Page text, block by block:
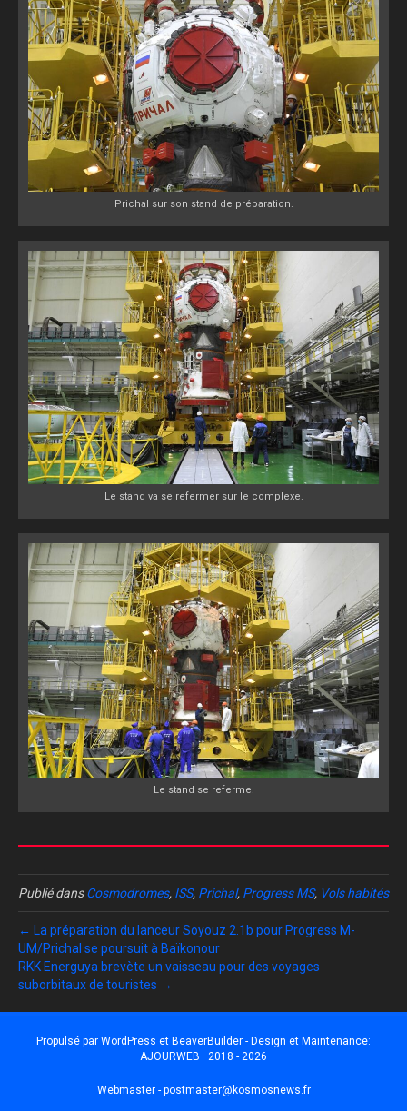
Prichal sur son stand de préparation.
Le stand va se refermer sur le complexe.
Le stand se referme.
Publié dansCosmodromes, ISS, Prichal, Progress MS, Vols habités
← La préparation du lanceur Soyouz 2.1b pour Progress M-
UM/Prichal se poursuit à Baïkonour
RKK Energuya brevète un vaisseau pour des voyages
suborbitaux de touristes →
Propulsé par WordPress et BeaverBuilder - Design et Maintenance:
AJOURWEB · 2018 - 2026
Webmaster - postmaster@kosmosnews.fr